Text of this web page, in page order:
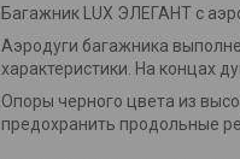
Багажник LUX ЭЛЕГАНТ с
Аэродуги багажника
характеристики. На концах
Опоры черного цвета из
предохранить продольные